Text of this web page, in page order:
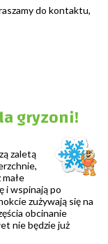
do kontaktu,
gryzoni!
zaletą
i wspinają po
zużywają się na
obcinanie
nie będzie już